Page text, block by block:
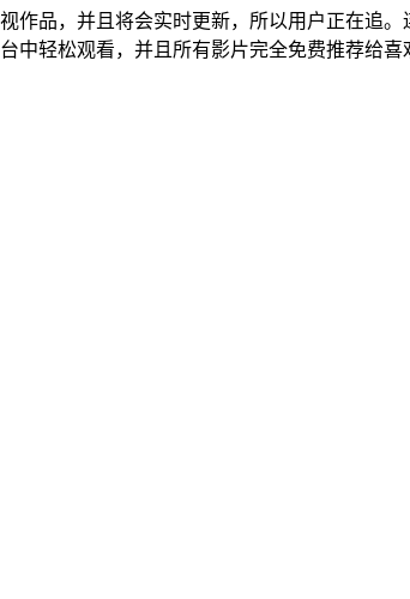
品，并且将会实时更新，所以用户正在追
中轻松观看，并且所有影片完全免费推荐给喜